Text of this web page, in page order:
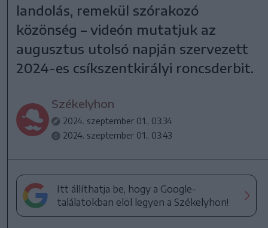
landolás, remekül szórakozó
közönség – videón mutatjuk az
augusztus utolsó napján szervezett
2024-es csíkszentkirályi roncsderbit.
Székelyhon
2024. szeptember 01., 03:34
2024. szeptember 01., 03:43
Itt állíthatja be, hogy a Google-
találatokban elöl legyen a Székelyhon!